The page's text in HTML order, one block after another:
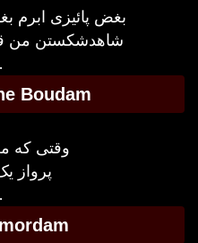
بغض پائیزی
شاهدشکستن من
Boudam
وقتی که
پرواز